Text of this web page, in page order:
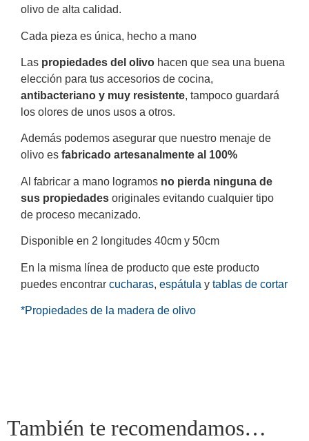
olivo de alta calidad.
Cada pieza es única, hecho a mano
Las propiedades del olivo hacen que sea una buena
elección para tus accesorios de cocina,
antibacteriano y muy resistente, tampoco guardará
los olores de unos usos a otros.
Además podemos asegurar que nuestro menaje de
olivo es fabricado artesanalmente al 100%
Al fabricar a mano logramos no pierda ninguna de
sus propiedades originales evitando cualquier tipo
de proceso mecanizado.
Disponible en 2 longitudes 40cm y 50cm
En la misma línea de producto que este producto
puedes encontrar cucharas, espátula y tablas de cortar
*Propiedades de la madera de olivo
También te recomendamos…